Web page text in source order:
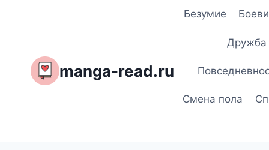
manga-read.ru
Безумие
Дружба
Смена пола